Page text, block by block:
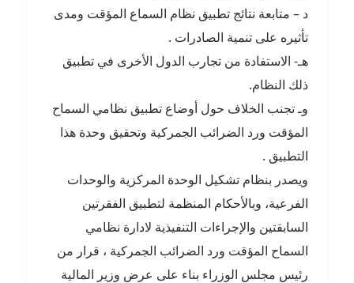
د – متابعة نتائج تطبيق نظام السماع المؤقت ومدى
تأثيره على تنمية الصادرات .
هـ- الاستفادة من تجارب الدول الأخرى في تطبيق
ذلك النظام.
وـ تجنب الخلاف حول أوضاع تطبيق نظامي السماح
المؤقت ورد الضرائب الجمركية وتحقيق وحدة هذا
التطبيق .
ويصدر بنظام تشكيل الوحدة المركزية والوحدات
الفرعية، وبالأحكام المنظمة لتطبيق الفقرتين
السابقتين والإجراءات التنفيذية لادارة نظامي
السماح المؤقت ورد الضرائب الجمركية ، قرار من
رئيس مجلس الوزراء بناء على عرض وزير المالية